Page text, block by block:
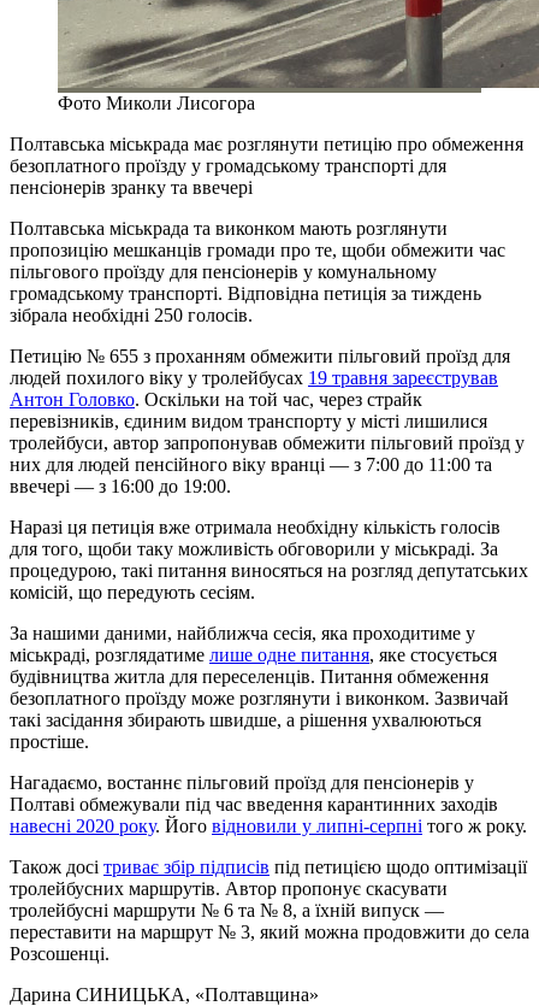
Фото Миколи Лисогора
Полтавська міськрада має розглянути петицію про обмеження
безоплатного проїзду у громадському транспорті для
пенсіонерів зранку та ввечері
Полтавська міськрада та виконком мають розглянути
пропозицію мешканців громади про те, щоби обмежити час
пільгового проїзду для пенсіонерів у комунальному
громадському транспорті. Відповідна петиція за тиждень
зібрала необхідні 250 голосів.
Петицію № 655 з проханням обмежити пільговий проїзд для
людей похилого віку у тролейбусах 19 травня зареєстрував
Антон Головко. Оскільки на той час, через страйк
перевізників, єдиним видом транспорту у місті лишилися
тролейбуси, автор запропонував обмежити пільговий проїзд у
них для людей пенсійного віку вранці — з 7:00 до 11:00 та
ввечері — з 16:00 до 19:00.
Наразі ця петиція вже отримала необхідну кількість голосів
для того, щоби таку можливість обговорили у міськраді. За
процедурою, такі питання виносяться на розгляд депутатських
комісій, що передують сесіям.
За нашими даними, найближча сесія, яка проходитиме у
міськраді, розглядатиме лише одне питання, яке стосується
будівництва житла для переселенців. Питання обмеження
безоплатного проїзду може розглянути і виконком. Зазвичай
такі засідання збирають швидше, а рішення ухвалюються
простіше.
Нагадаємо, востаннє пільговий проїзд для пенсіонерів у
Полтаві обмежували під час введення карантинних заходів
навесні 2020 року. Його відновили у липні-серпні того ж року.
Також досі триває збір підписів під петицією щодо оптимізації
тролейбусних маршрутів. Автор пропонує скасувати
тролейбусні маршрути № 6 та № 8, а їхній випуск —
переставити на маршрут № 3, який можна продовжити до села
Розсошенці.
Дарина СИНИЦЬКА, «Полтавщина»